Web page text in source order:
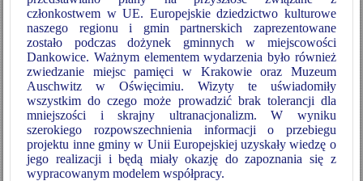
członkostwem wUE. Europejskie dziedzictwo kulturowe
naszego regionu i gmin partnerskich zaprezentowane
zostało podczas dożynek gminnych w miejscowości
Dankowice. Ważnym elementem wydarzenia było również
zwiedzanie miejsc pamięci w Krakowie oraz Muzeum
Auschwitz w Oświęcimiu. Wizyty te uświadomiły
wszystkim do czego może prowadzić brak tolerancji dla
mniejszości i skrajny ultranacjonalizm. W wyniku
szerokiego rozpowszechnienia informacji o przebiegu
projektu inne gminy w Unii Europejskiej uzyskały wiedzę o
jego realizacji i będą miały okazję do zapoznania się z
wypracowanym modelem współpracy.